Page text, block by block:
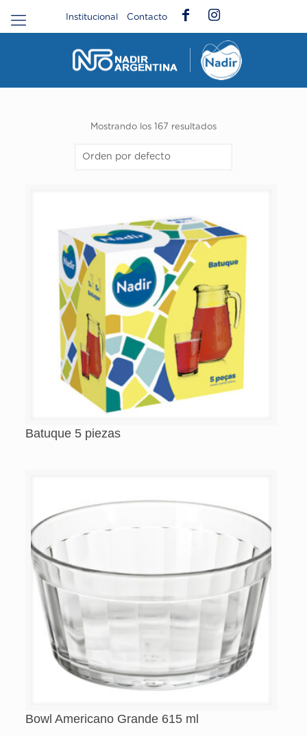
Institucional Contacto
JARRAS Y TARROS
PACKS
PLATOS Y TAZAS
VASOS
Mostrando los 167 resultados
Batuque 5 piezas
Bowl Americano Grande 615 ml